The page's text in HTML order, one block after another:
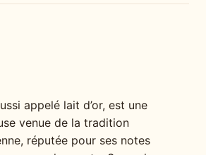
appelé lait d’or, est une
venue de la tradition
réputée pour ses notes